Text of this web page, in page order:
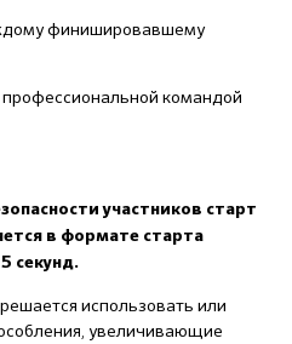
финишировавшему
командой
участников старт
в формате старта
секунд.
использовать или
увеличивающие